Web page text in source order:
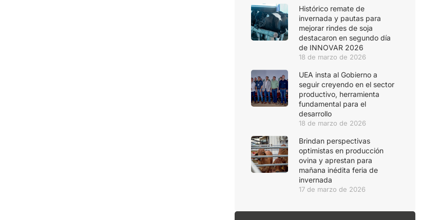
Histórico remate de
invernada y pautas para
mejorar rindes de soja
destacaron en segundo día
de INNOVAR 2026
18 de marzo de 2026
UEA insta al Gobierno a
seguir creyendo en el sector
productivo, herramienta
fundamental para el
desarrollo
18 de marzo de 2026
Brindan perspectivas
optimistas en producción
ovina y aprestan para
mañana inédita feria de
invernada
17 de marzo de 2026